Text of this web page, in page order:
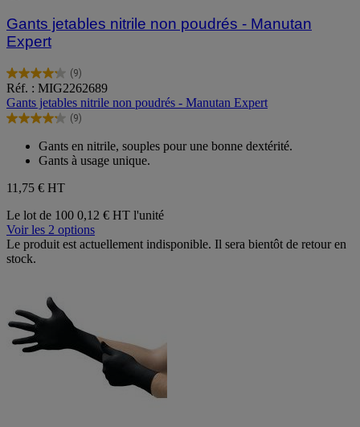
Gants jetables nitrile non poudrés - Manutan
Expert
(9)
4.2
sur
5
étoiles.
avis
Réf. : MIG2262689
Gants jetables nitrile non poudrés - Manutan Expert
(9)
4.2
étoiles.
9
avis
Gants en nitrile, souples pour une bonne dextérité.
Gants à usage unique.
11,75 € HT
Le lot de 100 0,12 € HT l'unité
Voir les 2 options
Le produit est actuellement indisponible. Il sera bientôt de retour en
stock.